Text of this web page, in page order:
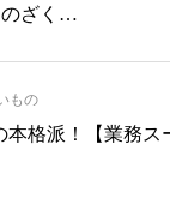
のざく…
もの
本格派！【業務ス